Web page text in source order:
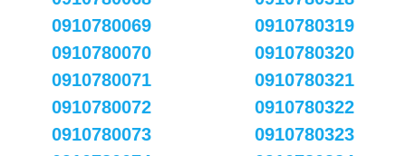
0910780069
0910780070
0910780071
0910780072
0910780073
0910780319
0910780320
0910780321
0910780322
0910780323